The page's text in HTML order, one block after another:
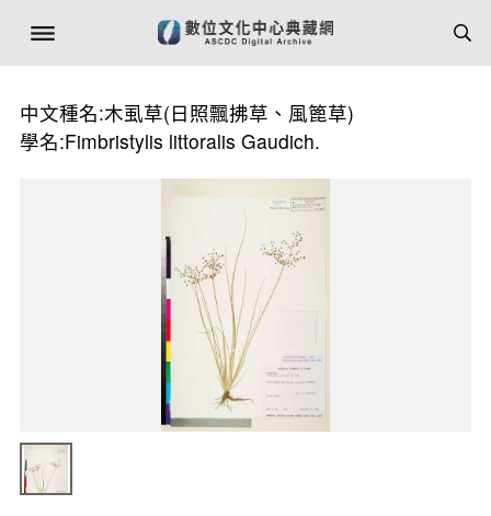
中文種名:木虱草(日照飄拂草、風篦草)
學名:Fimbristylis littoralis Gaudich.